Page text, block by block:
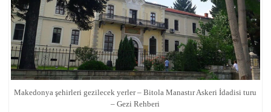
Makedonya şehirleri gezilecek yerler – Bitola Manastır Askeri İdadisi turu
– Gezi Rehberi